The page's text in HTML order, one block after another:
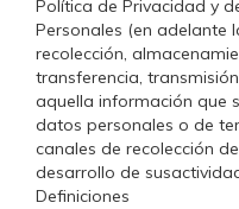
Política de Privacidad y
Personales (en adelante
recolección,
transferencia,
aquella información que
datos personales o de
canales de recolección
desarrollo de
Definiciones